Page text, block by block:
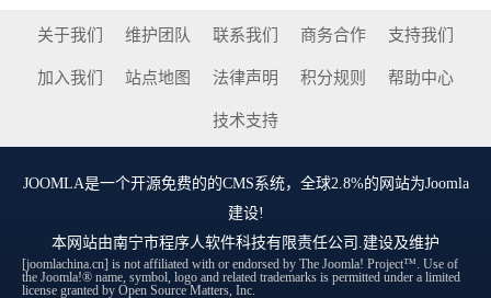
关于我们 维护团队 联系我们 商务合作 支持我们
加入我们 站点地图 法律声明 积分规则 帮助中心
技术支持
JOOMLA是一个开源免费的的CMS系统，全球2.8%的网站为Joomla
建设!
本网站由南宁市程序人软件科技有限责任公司 .建设及维护
[joomlachina.cn] is not affiliated with or endorsed by The Joomla! Project™. Use of
the Joomla!® name, symbol, logo and related trademarks is permitted under a limited
license granted by Open Source Matters, Inc.